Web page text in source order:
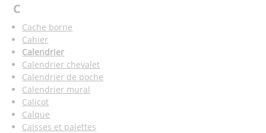
C
Cache borne
Cahier
Calendrier
Calendrier chevalet
Calendrier de poche
Calendrier mural
Calicot
Calque
Caisses et palettes